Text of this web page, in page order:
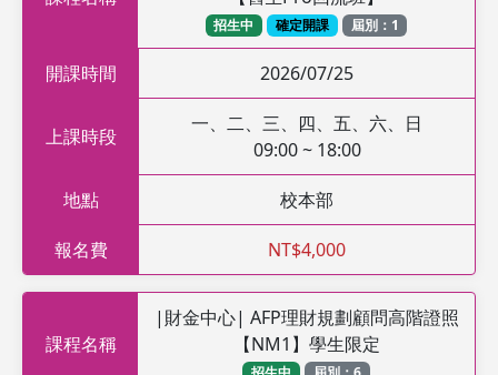
招生中 確定開課 屆別：1
開課時間 2026/07/25
上課時段
一、二、三、四、五、六、日
09:00 ~ 18:00
地點 校本部
報名費 NT$4,000
課程名稱
|財金中心| AFP理財規劃顧問高階證照
【NM1】學生限定